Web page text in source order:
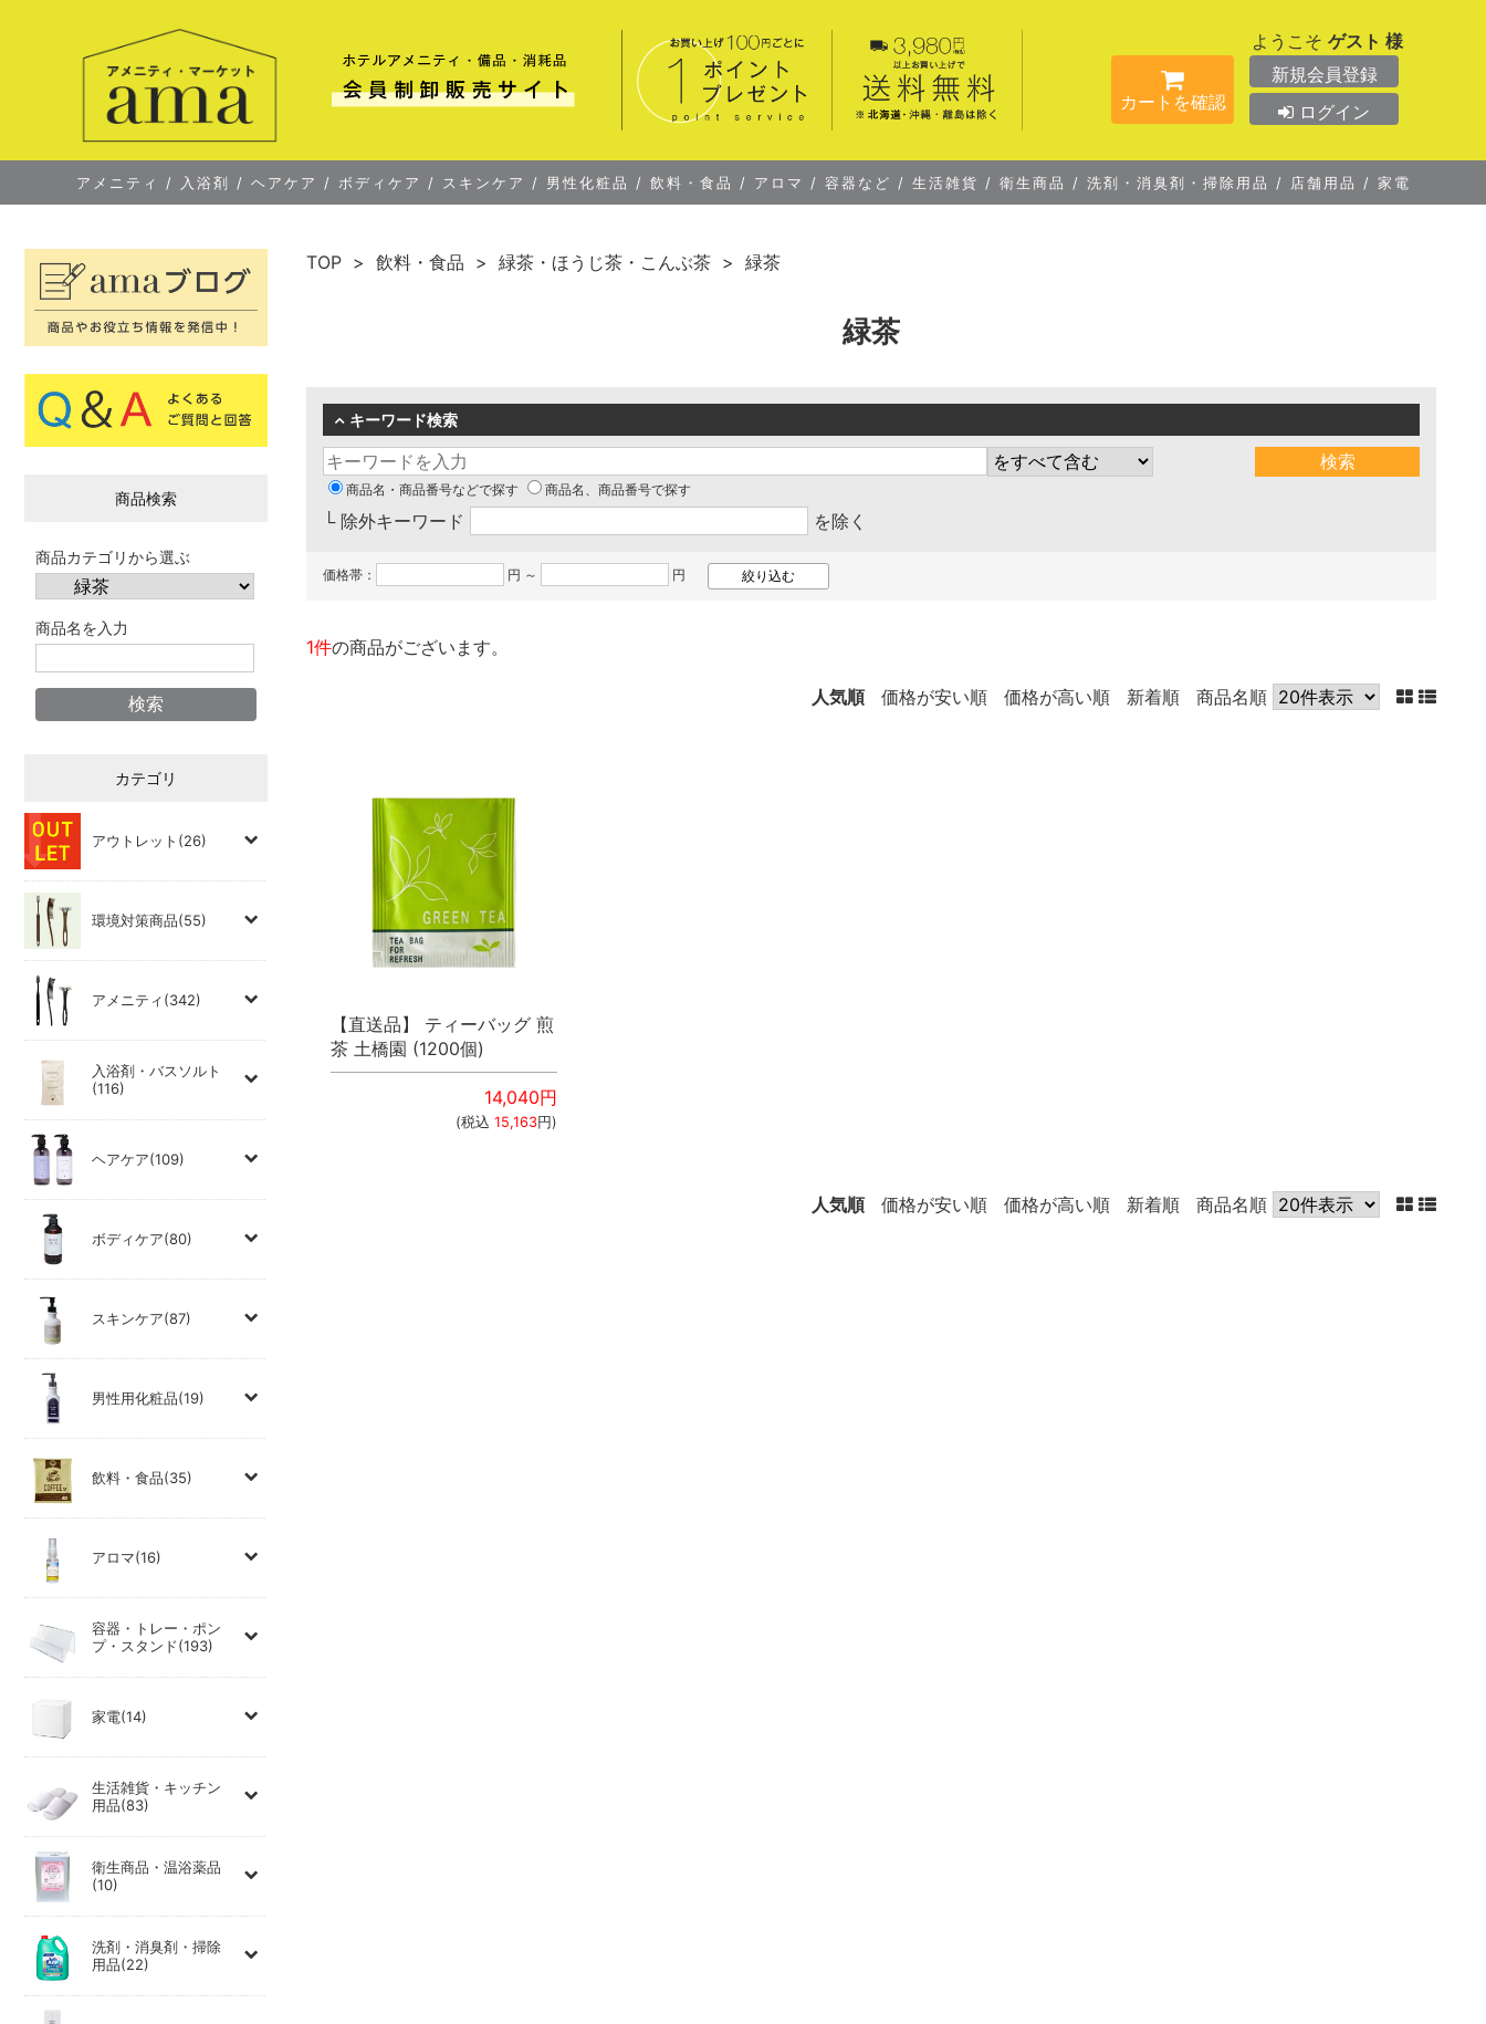
ようこそ ゲスト 様
新規会員登録
ログイン
カートを確認
アメニティ / 入浴剤 / ヘアケア / ボディケア / スキンケア / 男性化粧品 / 飲料・食品 / アロマ / 容器など / 生活雑貨 / 衛生商品 / 洗剤・消臭剤・掃除用品 / 店舗用品 / 家電
商品検索
商品カテゴリから選ぶ
商品名を入力
カテゴリ
アウトレット(26)
環境対策商品(55)
アメニティ(342)
入浴剤・バスソルト
(116)
ヘアケア(109)
ボディケア(80)
スキンケア(87)
男性用化粧品(19)
飲料・食品(35)
アロマ(16)
容器・トレー・ポン
プ・スタンド(193)
家電(14)
生活雑貨・キッチン
用品(83)
衛生商品・温浴薬品
(10)
洗剤・消臭剤・掃除
用品(22)
TOP 飲料・食品 緑茶・ほうじ茶・こんぶ茶 緑茶
緑茶
キーワード検索
商品名・商品番号などで探す 商品名、商品番号で探す
└ 除外キーワード を除く
価格帯： 円 ～ 円
1件の商品がございます。
人気順 価格が安い順 価格が高い順 新着順 商品名順
【直送品】 ティーバッグ 煎
茶 土橋園 (1200個)
14,040円
(税込 15,163円)
人気順 価格が安い順 価格が高い順 新着順 商品名順